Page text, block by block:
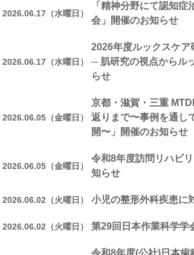
2026.06.17（水曜日）
「精神分野にて認知
会」開催のお知らせ
2026.06.17（水曜日）
2026年度ルックスケ
─ 肌研究の視点からル
らせ
2026.06.05（金曜日）
京都・滋賀・三重
返りまで〜事例を通し
開〜」開催のお知らせ
2026.06.05（金曜日）
令和8年度訪問リハビ
知らせ
2026.06.02（火曜日） 小児の整形外科疾患に
2026.06.02（火曜日） 第29回日本作業科学学
令和8年度(公社)日本歯